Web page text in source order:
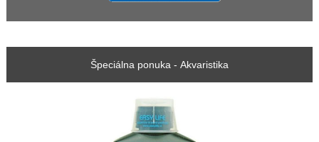
Špeciálna ponuka - Akvaristika